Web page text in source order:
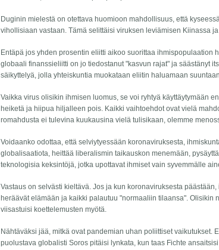
Duginin mielestä on otettava huomioon mahdollisuus, että
vihollisiaan vastaan. Tämä selittäisi viruksen leviämisen Kiinassa
Entäpä jos yhden prosentin eliitti aikoo suorittaa
globaali finanssieliitti on jo tiedostanut "kasvun rajat" ja säästänyt
säikyttelyä, jolla yhteiskuntia muokataan eliitin haluamaan
Vaikka virus olisikin ihmisen luomus, se voi ryhtyä käyttäytymään
heiketä ja hiipua hiljalleen pois. Kaikki vaihtoehdot ovat vielä
romahdusta ei tulevina kuukausina vielä tulisikaan, olemme
Voidaanko odottaa, että selviytyessään koronaviruksesta,
globalisaatiota, heittää liberalismin taikauskon menemään,
teknologisia keksintöjä, jotka upottavat ihmiset vain syvemmälle
Vastaus on selvästi kieltävä. Jos ja kun koronaviruksesta
heräävät elämään ja kaikki palautuu "normaaliin tilaansa".
viisastuisi koettelemusten myötä.
Nähtäväksi jää, mitkä ovat pandemian uhan poliittiset
puolustava globalisti Soros pitäisi lynkata, kun taas Fichte